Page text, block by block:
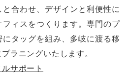
合わせ、デザインと利便性に
ィスをつくります。専門のプ
タッグを組み、多岐に渡る移
ラニングいたします。
サポート